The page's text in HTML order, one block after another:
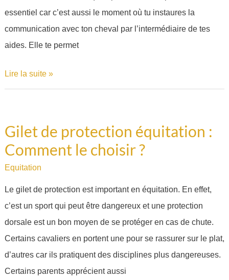
essentiel car c’est aussi le moment où tu instaures la
communication avec ton cheval par l’intermédiaire de tes
aides. Elle te permet
dressage
?
Lire la suite »
Gilet de protection équitation :
Comment le choisir ?
Equitation
Le gilet de protection est important en équitation. En effet,
c’est un sport qui peut être dangereux et une protection
dorsale est un bon moyen de se protéger en cas de chute.
Certains cavaliers en portent une pour se rassurer sur le plat,
d’autres car ils pratiquent des disciplines plus dangereuses.
Certains parents apprécient aussi
Gilet
de
:
Comment
le
choisir
?